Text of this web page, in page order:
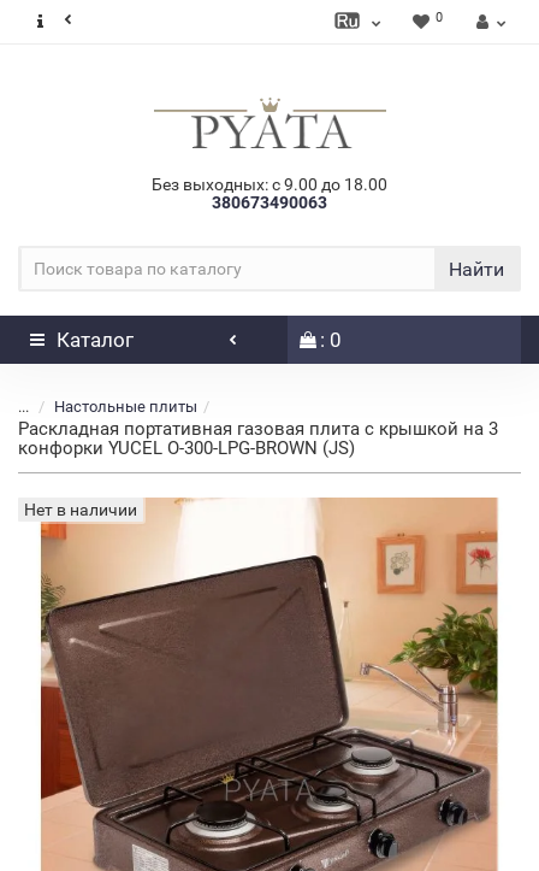
0
Без выходных: с 9.00 до 18.00
380673490063
Найти
Каталог : 0
... Настольные плиты
Раскладная портативная газовая плита с крышкой на 3
конфорки YUCEL O-300-LPG-BROWN (JS)
Нет в наличии